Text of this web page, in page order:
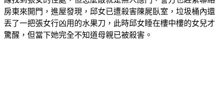
房東來開門，進屋發現，邱女已遭殺害陳屍臥室，垃圾桶內還
丟了一把張女行凶用的水果刀，此時邱女睡在樓中樓的女兒才
驚醒，但當下她完全不知道母親已被殺害。